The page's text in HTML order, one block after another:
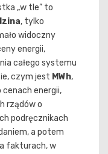
„w tle” to
, tylko
widoczny
energii,
całego systemu
czym jest MWh,
energii,
rządów o
podręcznikach
a potem
fakturach, w